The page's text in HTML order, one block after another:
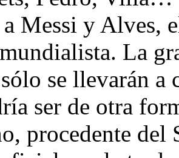
Messi y Alves,
La
se llevarán a
ser de otra
procedente del